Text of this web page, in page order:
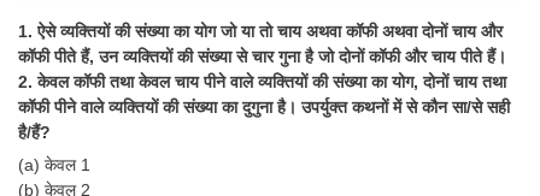
Stenographers Grade 'C&D'
SSC Constable (GD)
1. ऐसे व्यक्तियों की संख्या का योग जो या तो चाय अथवा कॉफी अथवा दोनों चाय और
कॉफी पीते हैं, उन व्यक्तियों की संख्या से चार गुना है जो दोनों कॉफी और चाय पीते हैं।
2. केवल कॉफी तथा केवल चाय पीने वाले व्यक्तियों की संख्या का योग, दोनों चाय तथा
कॉफी पीने वाले व्यक्तियों की संख्या का दुगुना है। उपर्युक्त कथनों में से कौन सा/से सही
है/हैं?
(a) केवल 1
(b) केवल 2